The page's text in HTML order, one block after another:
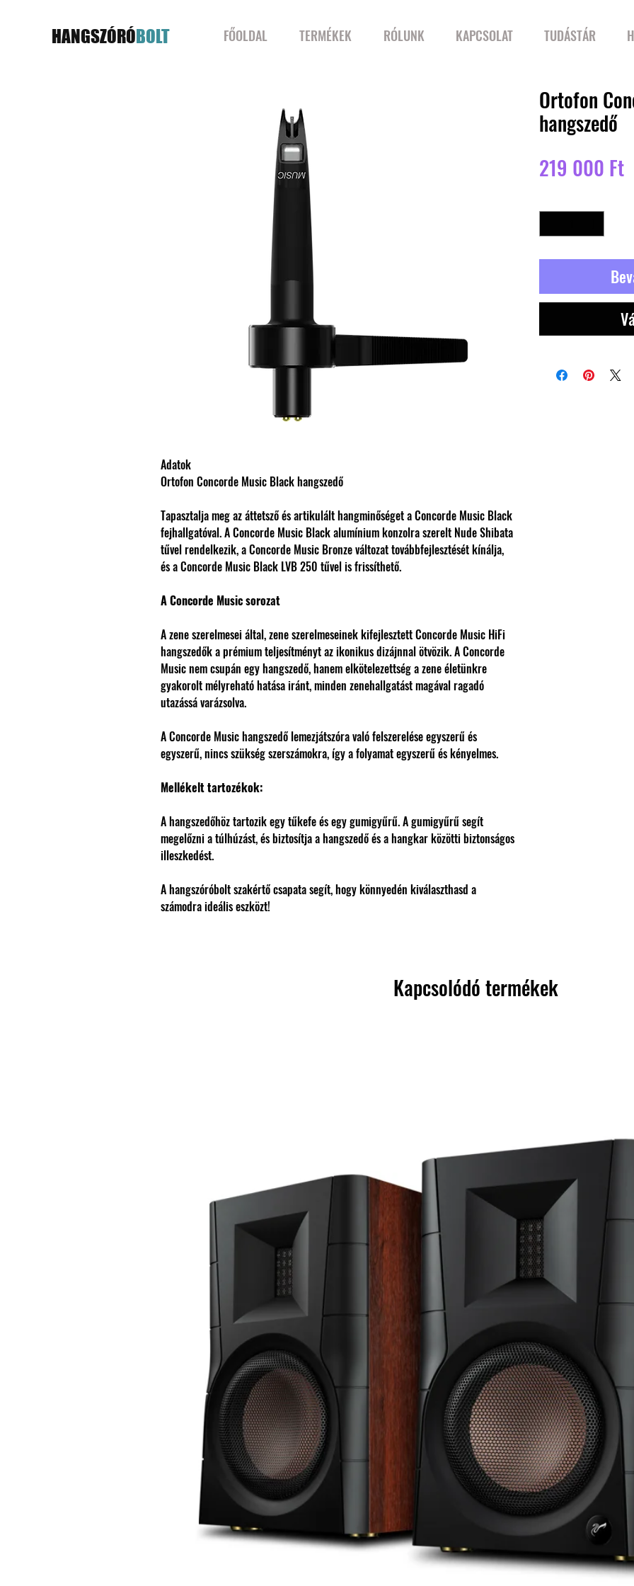
HANGSZÓRÓBOLT FŐOLDAL TERMÉKEK RÓLUNK KAPCSOLAT TUDÁSTÁR
Adatok
Ortofon Concorde Music Black hangszedő
Tapasztalja meg az áttetsző és artikulált hangminőséget a Concorde Music Black
fejhallgatóval. A Concorde Music Black alumínium konzolra szerelt Nude Shibata
tűvel rendelkezik, a Concorde Music Bronze változat továbbfejlesztését kínálja,
és a Concorde Music Black LVB 250 tűvel is frissíthető.
A Concorde Music sorozat
A zene szerelmesei által, zene szerelmeseinek kifejlesztett Concorde Music HiFi
hangszedők a prémium teljesítményt az ikonikus dizájnnal ötvözik. A Concorde
Music nem csupán egy hangszedő, hanem elkötelezettség a zene életünkre
gyakorolt ​​mélyreható hatása iránt, minden zenehallgatást magával ragadó
utazássá varázsolva.
A Concorde Music hangszedő lemezjátszóra való felszerelése egyszerű és
egyszerű, nincs szükség szerszámokra, így a folyamat egyszerű és kényelmes.
Mellékelt tartozékok:
A hangszedőhöz tartozik egy tűkefe és egy gumigyűrű. A gumigyűrű segít
megelőzni a túlhúzást, és biztosítja a hangszedő és a hangkar közötti biztonságos
illeszkedést.
A hangszóróbolt szakértő csapata segít, hogy könnyedén kiválaszthasd a
számodra ideális eszközt!
Ortofon
hangszedő
219 000 FtÁr
Kapcsolódó termékek